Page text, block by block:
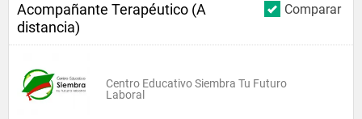
Comparar
Acompañante Terapéutico (A
distancia)
Centro Educativo Siembra Tu Futuro
Laboral